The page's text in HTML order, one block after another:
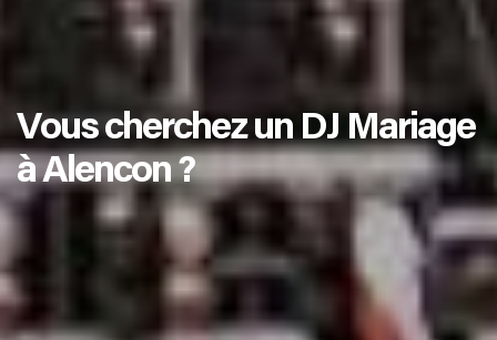
Vous cherchez un DJ Mariage
à Alencon ?